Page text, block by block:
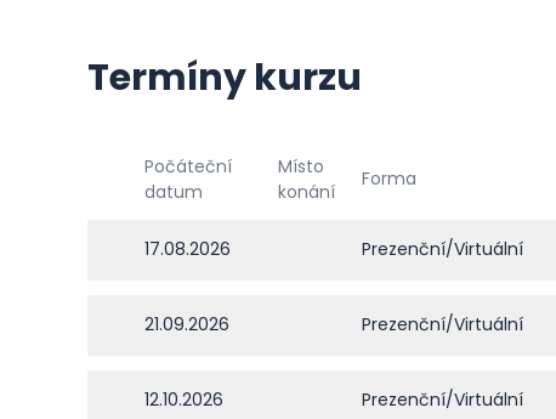
Termíny kurzu
Počáteční
datum
Místo
konání
Forma
17.08.2026 Prezenční/Virtuální
21.09.2026 Prezenční/Virtuální
12.10.2026 Prezenční/Virtuální